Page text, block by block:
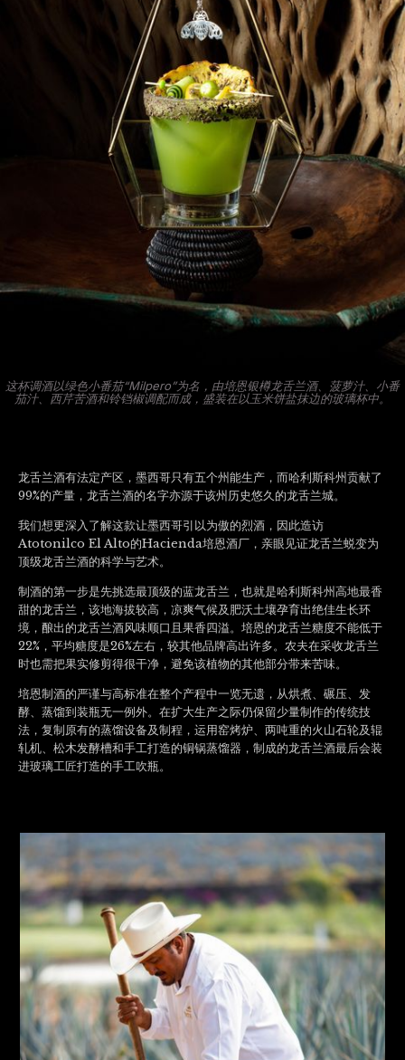
这杯调酒以绿色小番茄“Milpero”为名，由培恩银樽龙舌兰酒、菠萝汁、小番
茄汁、西芹苦酒和铃铛椒调配而成，盛装在以玉米饼盐抹边的玻璃杯中。
龙舌兰酒有法定产区，墨西哥只有五个州能生产，而哈利斯科州贡献了
99%的产量，龙舌兰酒的名字亦源于该州历史悠久的龙舌兰城。
我们想更深入了解这款让墨西哥引以为傲的烈酒，因此造访
Atotonilco El Alto的Hacienda培恩酒厂，亲眼见证龙舌兰蜕变为
顶级龙舌兰酒的科学与艺术。
制酒的第一步是先挑选最顶级的蓝龙舌兰，也就是哈利斯科州高地最香
甜的龙舌兰，该地海拔较高，凉爽气候及肥沃土壤孕育出绝佳生长环
境，酿出的龙舌兰酒风味顺口且果香四溢。培恩的龙舌兰糖度不能低于
22%，平均糖度是26%左右，较其他品牌高出许多。农夫在采收龙舌兰
时也需把果实修剪得很干净，避免该植物的其他部分带来苦味。
培恩制酒的严谨与高标准在整个产程中一览无遗，从烘煮、碾压、发
酵、蒸馏到装瓶无一例外。在扩大生产之际仍保留少量制作的传统技
法，复制原有的蒸馏设备及制程，运用窑烤炉、两吨重的火山石轮及辊
轧机、松木发酵槽和手工打造的铜锅蒸馏器，制成的龙舌兰酒最后会装
进玻璃工匠打造的手工吹瓶。